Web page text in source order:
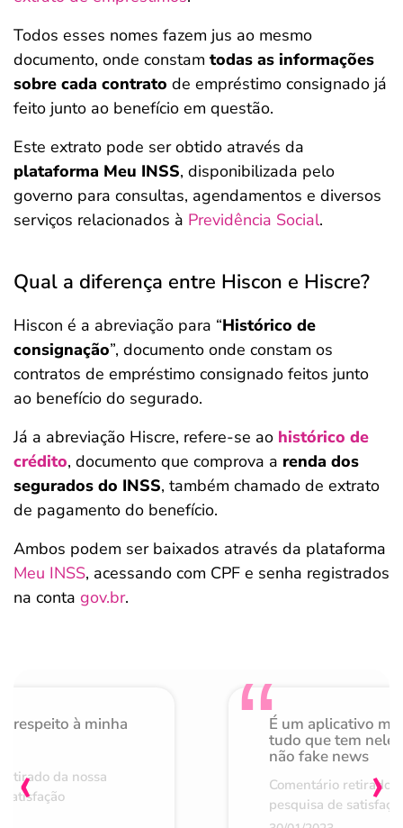
Todos esses nomes fazem jus ao mesmo
documento, onde constam todas as informações
sobre cada contrato de empréstimo consignado já
feito junto ao benefício em questão.
Este extrato pode ser obtido através da
plataforma Meu INSS, disponibilizada pelo
governo para consultas, agendamentos e diversos
serviços relacionados à Previdência Social.
Qual a diferença entre Hiscon e Hiscre?
Hiscon é a abreviação para “Histórico de
consignação”, documento onde constam os
contratos de empréstimo consignado feitos junto
ao benefício do segurado.
Já a abreviação Hiscre, refere-se ao histórico de
crédito, documento que comprova a renda dos
segurados do INSS, também chamado de extrato
de pagamento do benefício.
Ambos podem ser baixados através da plataforma
Meu INSS, acessando com CPF e senha registrados
na conta gov.br.
respeito à minha
da nossa
É um aplicativo
tudo que tem nele
não fake news
Comentário retirado
pesquisa de
‹ ›